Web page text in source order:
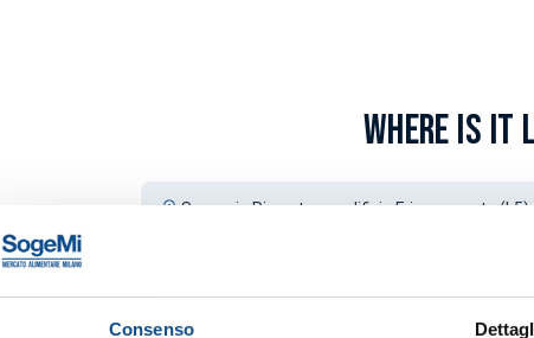
Consenso
WHERE IS IT
Sogemi - Piano terra edificio Frigomercato